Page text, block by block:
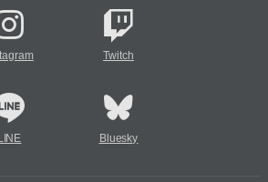
Twitch
LINE Bluesky